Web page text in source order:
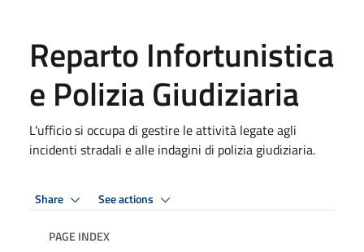
Reparto Infortunistica
e Polizia Giudiziaria
L'ufficio si occupa di gestire le attività legate agli
incidenti stradali e alle indagini di polizia giudiziaria.
Share See actions
PAGE INDEX